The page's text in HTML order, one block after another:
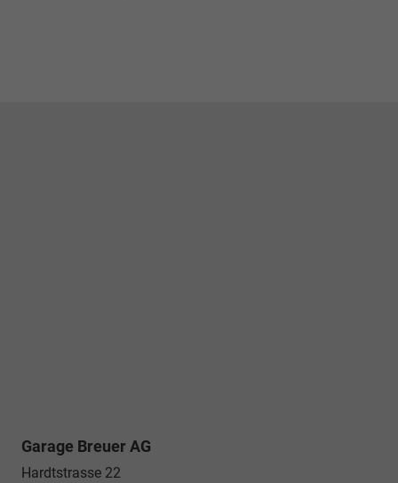
Garage Breuer AG
Hardtstrasse 22